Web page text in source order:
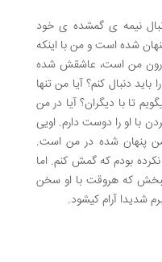
نیمه ی گمشده ی خود
شده است و من با اینکه
درون من است، عاشقش شده
دنبال کنم؟ آیا من تنها
تا با دیگران؟ آیا در من
او را دوست دارم. اویی
پنهان شده در من است.
بودم که گمش کنم. اما
که هروقت با او سخن
شدیدا آرام کیشود.